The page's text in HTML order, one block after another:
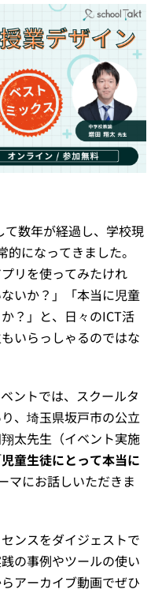
て数年が経過し、学校現
になってきました。
リを使ってみたけれ
いか？」「本当に児童
？」と、日々のICT活
いらっしゃるのではな
ントでは、スクールタ
、埼玉県坂戸市の公立
太先生（イベント実施
児童生徒にとって本当に
マにお話しいただきま
ンスをダイジェストで
の事例やツールの使い
アーカイブ動画でぜひ